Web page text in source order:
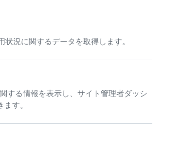
況に関するデータを取得します。
る情報を表示し、サイト管理者ダッシ
す。